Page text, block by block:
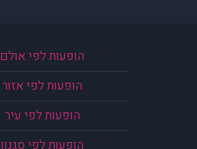
הופעות לפי אולם
הופעות לפי אזור
הופעות לפי עיר
הופעות לפי סגנון